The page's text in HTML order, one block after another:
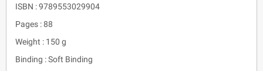
ISBN : 9789553029904
Pages : 88
Weight : 150 g
Binding : Soft Binding